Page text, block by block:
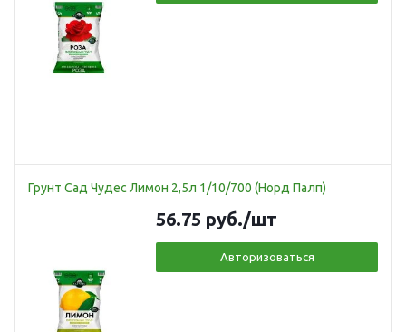
Грунт Сад Чудес Лимон 2,5л 1/10/700 (Норд Палп)
56.75 руб./шт
Авторизоваться